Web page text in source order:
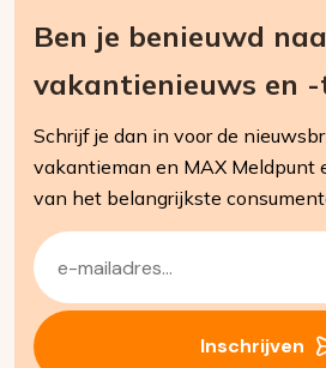
Ben je benieuwd
vakantienieuws en
Schrijf je dan in voor de
vakantieman en MAX Meldpunt
van het belangrijkste
E-
mailadres
(Vereist)
Inschrijven